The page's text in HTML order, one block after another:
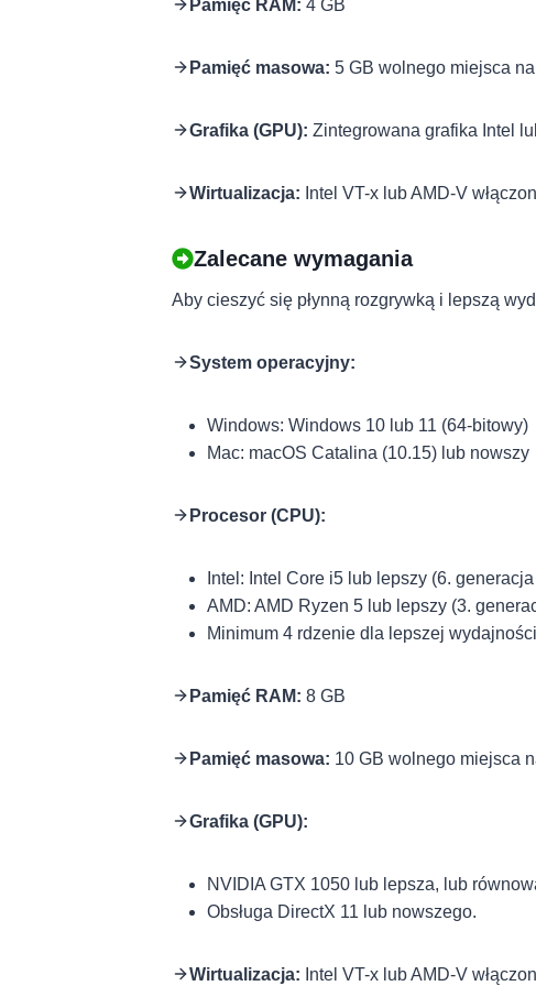
Pamięć RAM: 4 GB
Pamięć masowa: 5 GB wolnego miejsca
Grafika (GPU): Zintegrowana grafika Intel
Wirtualizacja: Intel VT-x lub AMD-V
Zalecane wymagania
Aby cieszyć się płynną rozgrywką i lepszą
System operacyjny:
Windows: Windows 10 lub 11 (64-bitowy)
Mac: macOS Catalina (10.15) lub nowszy
Procesor (CPU):
Intel: Intel Core i5 lub lepszy (6.
AMD: AMD Ryzen 5 lub lepszy (3.
Minimum 4 rdzenie dla lepszej
Pamięć RAM: 8 GB
Pamięć masowa: 10 GB wolnego miejsca
Grafika (GPU):
NVIDIA GTX 1050 lub lepsza, lub
Obsługa DirectX 11 lub nowszego.
Wirtualizacja: Intel VT-x lub AMD-V